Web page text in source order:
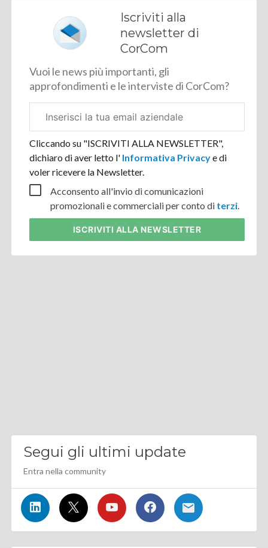
Iscriviti alla
newsletter di
CorCom
Vuoi le news più importanti, gli
approfondimenti e le interviste di CorCom?
aziendale
Cliccando su "ISCRIVITI ALLA NEWSLETTER",
dichiaro di aver letto l' Informativa Privacye di
voler ricevere la Newsletter.
Acconsento all'invio di comunicazioni
promozionali e commerciali per conto di terzi.
ISCRIVITI ALLA NEWSLETTER
Segui gli ultimi update
Entra nella community